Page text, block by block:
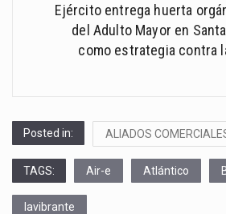
Ejército entrega huerta
del Adulto Mayor en
como estrategia contra
Posted in: ALIADOS
TAGS: Air-e Atlántico
lavibrante